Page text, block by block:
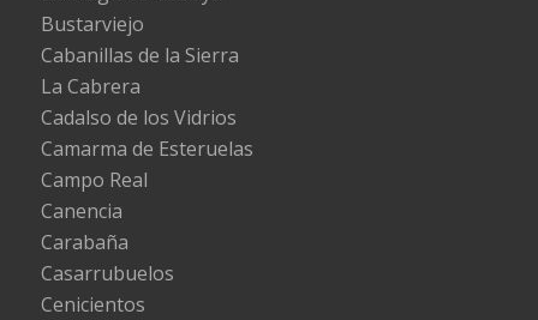
Bustarviejo
Cabanillas de la Sierra
La Cabrera
Cadalso de los Vidrios
Camarma de Esteruelas
Campo Real
Canencia
Carabaña
Casarrubuelos
Cenicientos